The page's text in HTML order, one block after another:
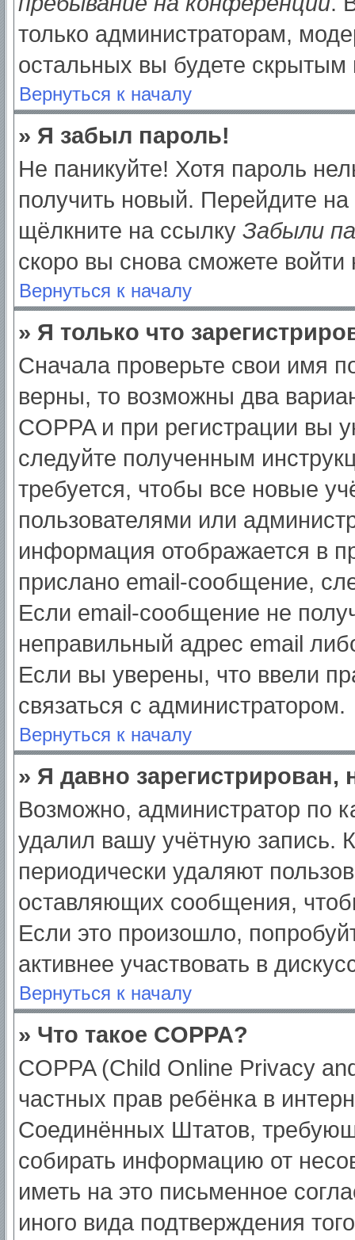
только администраторам,
остальных вы будете скрытым
Вернуться к началу
» Я забыл пароль!
Не паникуйте! Хотя пароль
получить новый. Перейдите
щёлкните на ссылку Забыли
скоро вы снова сможете
Вернуться к началу
» Я только что
Сначала проверьте свои имя
верны, то возможны два
COPPA и при регистрации вы
следуйте полученным
требуется, чтобы все новые
пользователями или
информация отображается в
прислано email-сообщение,
Если email-сообщение не
неправильный адрес email
Если вы уверены, что ввели
связаться с администратором.
Вернуться к началу
» Я давно
Возможно, администратор по
удалил вашу учётную запись.
периодически удаляют
оставляющих сообщения,
Если это произошло,
активнее участвовать в
Вернуться к началу
» Что такое COPPA?
COPPA (Child Online Privacy
частных прав ребёнка в
Соединённых Штатов,
собирать информацию от
иметь на это письменное
иного вида подтверждения